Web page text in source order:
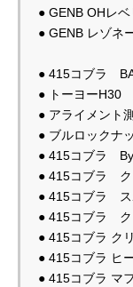
● GENB OHレ
● GENB レゾネ
● 415コブラ　
● トーヨーH30
● アライメント
● ブルロックナ
● 415コブラ　
● 415コブラ　
● 415コブラ　
● 415コブラ　
● 415コブラ ク
● 415コブラ ヒ
● 415コブラ マ